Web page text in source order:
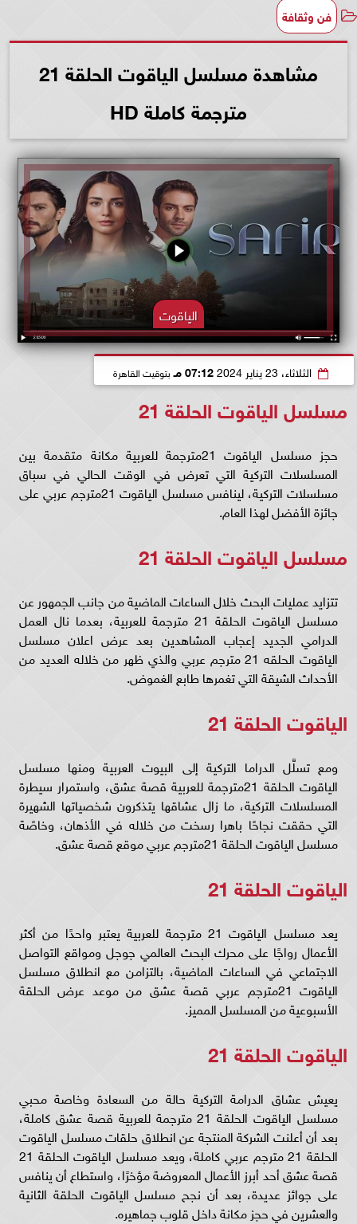
فن وثقافة
مشاهدة مسلسل الياقوت الحلقة 21
مترجمة كاملة HD
الياقوت
الثلاثاء، 23 يناير 2024 07:12 مـ بتوقيت القاهرة
مسلسل الياقوت الحلقة 21
حجز مسلسل الياقوت 21مترجمة للعربية مكانة متقدمة بين
المسلسلات التركية التي تعرض في الوقت الحالي في سباق
مسلسلات التركية، لينافس مسلسل الياقوت 21مترجم عربي على
جائزة الأفضل لهذا العام.
مسلسل الياقوت الحلقة 21
تتزايد عمليات البحث خلال الساعات الماضية من جانب الجمهور عن
مسلسل الياقوت الحلقة 21 مترجمة للعربية، بعدما نال العمل
الدرامي الجديد إعجاب المشاهدين بعد عرض اعلان مسلسل
الياقوت الحلقه 21 مترجم عربي والذي ظهر من خلاله العديد من
الأحداث الشيقة التي تغمرها طابع الغموض.
الياقوت الحلقة 21
ومع تسلَّل الدراما التركية إلى البيوت العربية ومنها مسلسل
الياقوت الحلقة 21مترجمة للعربية قصة عشق، واستمرار سيطرة
المسلسلات التركية، ما زال عشاقها يتذكرون شخصياتها الشهيرة
التي حققت نجاحًا باهرا رسخت من خلاله في الأذهان، وخاصًة
مسلسل الياقوت الحلقة 21مترجم عربي موقع قصة عشق.
الياقوت الحلقة 21
يعد مسلسل الياقوت 21 مترجمة للعربية يعتبر واحدًا من أكثر
الأعمال رواجًا على محرك البحث العالمي جوجل ومواقع التواصل
الاجتماعي في الساعات الماضية، بالتزامن مع انطلاق مسلسل
الياقوت 21مترجم عربي قصة عشق من موعد عرض الحلقة
الأسبوعية من المسلسل المميز.
الياقوت الحلقة 21
يعيش عشاق الدرامة التركية حالة من السعادة وخاصة محبي
مسلسل الياقوت الحلقة 21 مترجمة للعربية قصة عشق كاملة،
بعد أن أعلنت الشركة المنتجة عن انطلاق حلقات مسلسل الياقوت
الحلقة 21 مترجم عربي كاملة، ويعد مسلسل الياقوت الحلقة 21
قصة عشق أحد أبرز الأعمال المعروضة مؤخرًا، واستطاع أن ينافس
على جوائز عديدة، بعد أن نجح مسلسل الياقوت الحلقة الثانية
والعشرين في حجز مكانة داخل قلوب جماهيره.